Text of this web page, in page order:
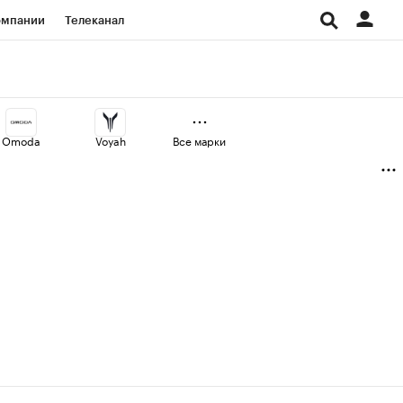
Телеканал
Проверка контрагентов
Omoda Voyah Все марки